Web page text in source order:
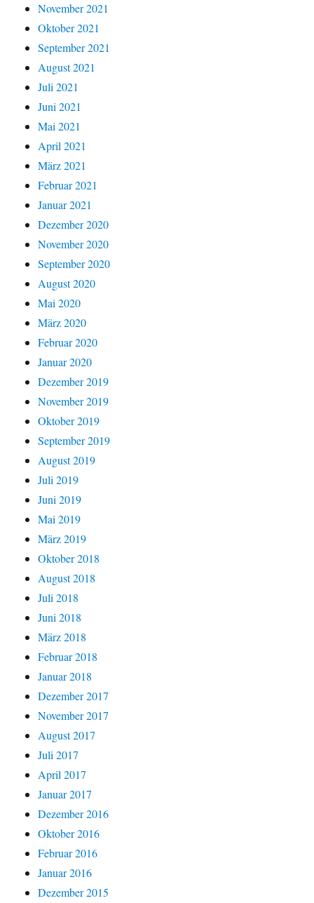
November 2021
Oktober 2021
September 2021
August 2021
Juli 2021
Juni 2021
Mai 2021
April 2021
März 2021
Februar 2021
Januar 2021
Dezember 2020
November 2020
September 2020
August 2020
Mai 2020
März 2020
Februar 2020
Januar 2020
Dezember 2019
November 2019
Oktober 2019
September 2019
August 2019
Juli 2019
Juni 2019
Mai 2019
März 2019
Oktober 2018
August 2018
Juli 2018
Juni 2018
März 2018
Februar 2018
Januar 2018
Dezember 2017
November 2017
August 2017
Juli 2017
April 2017
Januar 2017
Dezember 2016
Oktober 2016
Februar 2016
Januar 2016
Dezember 2015